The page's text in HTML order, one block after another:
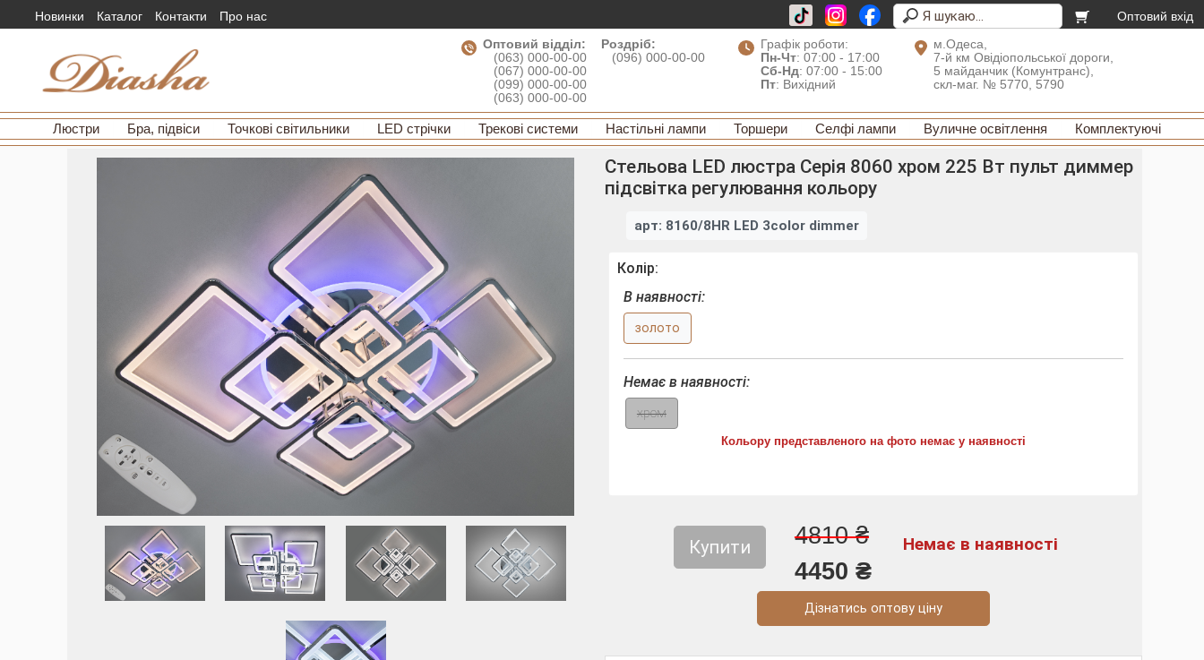
Новинки Каталог Контакти Про нас
Оптовий вхід
Оптовий відділ:
(063) 000-00-00
(067) 000-00-00
(099) 000-00-00
(063) 000-00-00
Роздріб:
(096) 000-00-00
Графік роботи:
Пн-Чт: 07:00 - 17:00
Сб-Нд: 07:00 - 15:00
Пт: Вихідний
м.Одеса,
7-й км Овідіопольської дороги,
5 майданчик (Комунтранс),
скл-маг. № 5770, 5790
Люстри Бра, підвіси Точкові світильники LED стрічки Трекові системи Настільні лампи Торшери Селфі лампи Вуличне освітлення Комплектуючі
Стельова LED люстра Серія 8060 хром 225 Вт пульт диммер
підсвітка регулювання кольору
арт: 8160/8HR LED 3color dimmer
Колір:
В наявності:
золото
Немає в наявності:
хром
Кольору представленого на фото немає у наявності
Купити
4810 ₴
4450 ₴
Немає в наявності
Дізнатись оптову ціну